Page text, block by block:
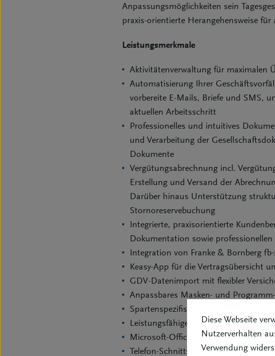
Diese Webseite
Nutzerverhalten
Verwendung
Anpassungsmöglichkeiten sein
praxis-orientierte Herangehensweise für
Leistungsmerkmale
Aktivitätenverwaltung für maximalen
Automatisierung Ihrer
vorbereite E-Mails, Briefe und SMS,
aktuellen Arbeitsschritt
Professionelles und intuitives
und Verarbeitung der
Dokumente
Vergütungsabrechnung incl.
Erstellung und Versand der
Darüber hinaus Unterstützung
Stornoreservebuchung
Integrierte, praxisorientierte
Dokumentation sowie
Integration von Franke & Bornberg
Keasy-App für die Vertragsübersicht
GDV-Datenimport mit flexibler
Anpassbares Masken- und
Spartenspezifische Vertragsmasken
Leistungsfähige Risiko- und SFR-
Microsoft-Office 365 Integration mit
Telefon-Schnittstelle für komfortables